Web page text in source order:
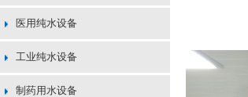
医用纯水设备
工业纯水设备
制药用水设备